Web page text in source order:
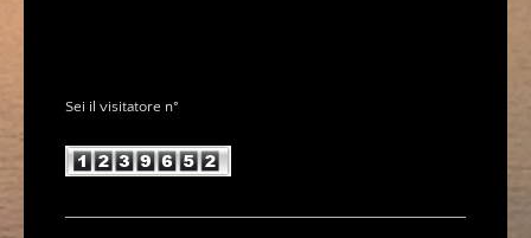
Sei il visitatore n°